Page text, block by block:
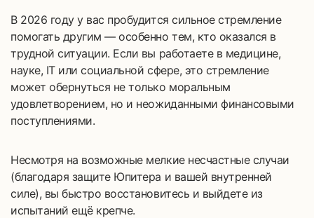
В 2026 году у вас пробудится сильное стремление
помогать другим — особенно тем, кто оказался в
трудной ситуации. Если вы работаете в медицине,
науке, IT или социальной сфере, это стремление
может обернуться не только моральным
удовлетворением, но и неожиданными финансовыми
поступлениями.
Несмотря на возможные мелкие несчастные случаи
(благодаря защите Юпитера и вашей внутренней
силе), вы быстро восстановитесь и выйдете из
испытаний ещё крепче.